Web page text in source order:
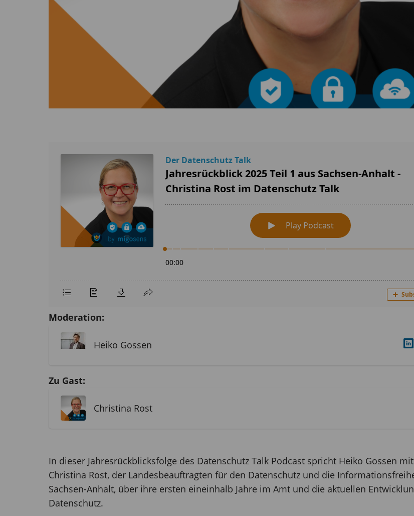
Moderation:
Heiko Gossen
Zu Gast:
Christina Rost
In dieser Jahresrückblicksfolge des Datenschutz Talk Podcast spricht Heiko Gossen
Christina Rost, der Landesbeauftragten für den Datenschutz und die
Sachsen-Anhalt, über ihre ersten eineinhalb Jahre im Amt und die aktuellen
Datenschutz.